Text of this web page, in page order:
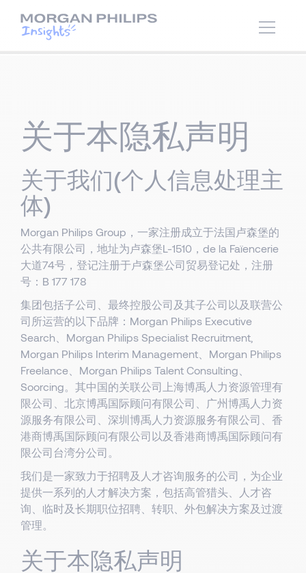
关于本隐私声明
关于我们(个人信息处理主
体)
Morgan Philips Group，一家注册成立于法国卢森堡的
公共有限公司，地址为卢森堡L-1510，de la Faïencerie
大道74号，登记注册于卢森堡公司贸易登记处，注册
号：B 177 178
集团包括子公司、最终控股公司及其子公司以及联营公
司所运营的以下品牌：Morgan Philips Executive
Search、Morgan Philips Specialist Recruitment,
Morgan Philips Interim Management、Morgan Philips
Freelance、Morgan Philips Talent Consulting、
Soorcing。其中国的关联公司上海博禹人力资源管理有
限公司、北京博禹国际顾问有限公司、广州博禹人力资
源服务有限公司、深圳博禹人力资源服务有限公司、香
港商博禹国际顾问有限公司以及香港商博禹国际顾问有
限公司台湾分公司。
我们是一家致力于招聘及人才咨询服务的公司，为企业
提供一系列的人才解决方案，包括高管猎头、人才咨
询、临时及长期职位招聘、转职、外包解决方案及过渡
管理。
关于本隐私声明